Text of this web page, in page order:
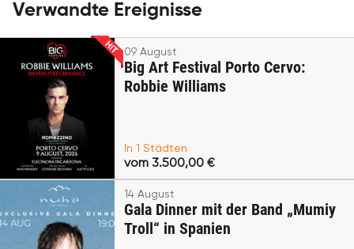
Verwandte Ereignisse
09 August
Big Art Festival Porto Cervo:
Robbie Williams
In 1 Städten
vom 3.500,00 €
14 August
Gala Dinner mit der Band „Mumiy
Troll“ in Spanien